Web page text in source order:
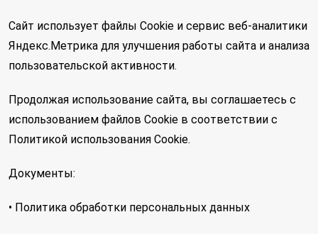
Сайт использует файлы Cookie и сервис веб-аналитики
Яндекс.Метрика для улучшения работы сайта и анализа
пользовательской активности.
Продолжая использование сайта, вы соглашаетесь с
использованием файлов Cookie в соответствии с
Политикой использования Cookie.
Документы:
• Политика обработки персональных данных